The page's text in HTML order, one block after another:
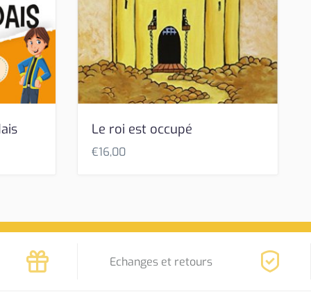
Le roi est occupé
€16,00
Echanges et retours